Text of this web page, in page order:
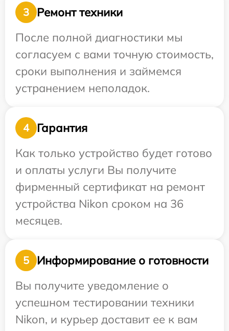
3
Ремонт техники
После полной диагностики мы
согласуем с вами точную стоимость,
сроки выполнения и займемся
устранением неполадок.
4
Гарантия
Как только устройство будет готово
и оплаты услуги Вы получите
фирменный сертификат на ремонт
устройства Nikon сроком на 36
месяцев.
5
Информирование о готовности
Вы получите уведомление о
успешном тестировании техники
Nikon, и курьер доставит ее к вам